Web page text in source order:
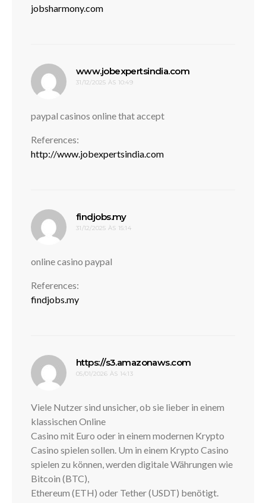
jobsharmony.com
www.jobexpertsindia.com
31/12/2025 ÀS 10:49
paypal casinos online that accept
References:
http://www.jobexpertsindia.com
findjobs.mydisse:
31/12/2025 ÀS 15:14
online casino paypal
References:
findjobs.my
https://s3.amazonaws.com
05/01/2026 ÀS 14:13
Viele Nutzer sind unsicher, ob sie lieber in einem
klassischen Online
Casino mit Euro oder in einem modernen Krypto
Casino spielen sollen. Um in einem Krypto Casino
spielen zu können, werden digitale Währungen wie
Bitcoin (BTC),
Ethereum (ETH) oder Tether (USDT) benötigt.